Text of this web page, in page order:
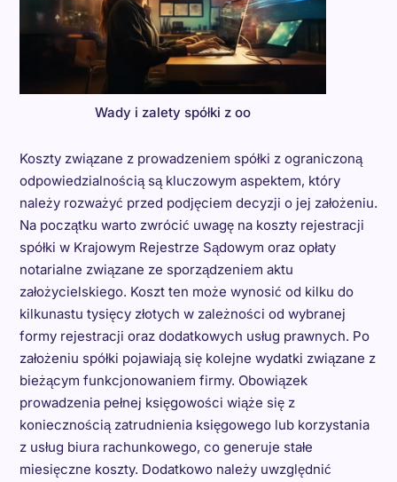
Wady i zalety spółki z oo
Koszty związane z prowadzeniem spółki z ograniczoną
odpowiedzialnością są kluczowym aspektem, który
należy rozważyć przed podjęciem decyzji o jej założeniu.
Na początku warto zwrócić uwagę na koszty rejestracji
spółki w Krajowym Rejestrze Sądowym oraz opłaty
notarialne związane ze sporządzeniem aktu
założycielskiego. Koszt ten może wynosić od kilku do
kilkunastu tysięcy złotych w zależności od wybranej
formy rejestracji oraz dodatkowych usług prawnych. Po
założeniu spółki pojawiają się kolejne wydatki związane z
bieżącym funkcjonowaniem firmy. Obowiązek
prowadzenia pełnej księgowości wiąże się z
koniecznością zatrudnienia księgowego lub korzystania
z usług biura rachunkowego, co generuje stałe
miesięczne koszty. Dodatkowo należy uwzględnić